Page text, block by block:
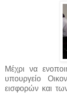
Μέχρι να
υπουργείο
εισφορών και